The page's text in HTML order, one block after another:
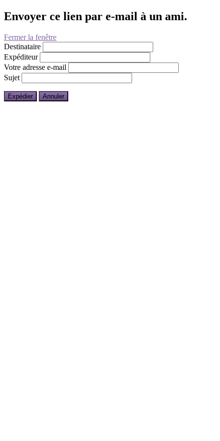
Envoyer ce lien par e-mail à un ami.
Fermer la fenêtre
Destinataire
Expéditeur
Votre adresse e-mail
Sujet
Expédier Annuler